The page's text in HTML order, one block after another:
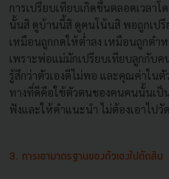
การเปรียบเทียบเกิดขึ้นตลอดเวลาโ
นั้นสิ ดูบ้านนี้สิ ดูคนโน้นสิ พอถูกเปรี
เหมือนถูกกดให้ต่ำลง เหมือนถูกตำ
เพราะพ่อแม่มักเปรียบเทียบลูกกับค
รู้สึกว่าตัวเองดีไม่พอ และคุณค่าในตั
ทางที่ดีคือใช้ตัวตนของคนคนนั้นเป็
ฟังและให้คำแนะนำ ไม่ต้องเอาไปวั
3. การเอามาตรฐานของตัวเองไปตัดสิน